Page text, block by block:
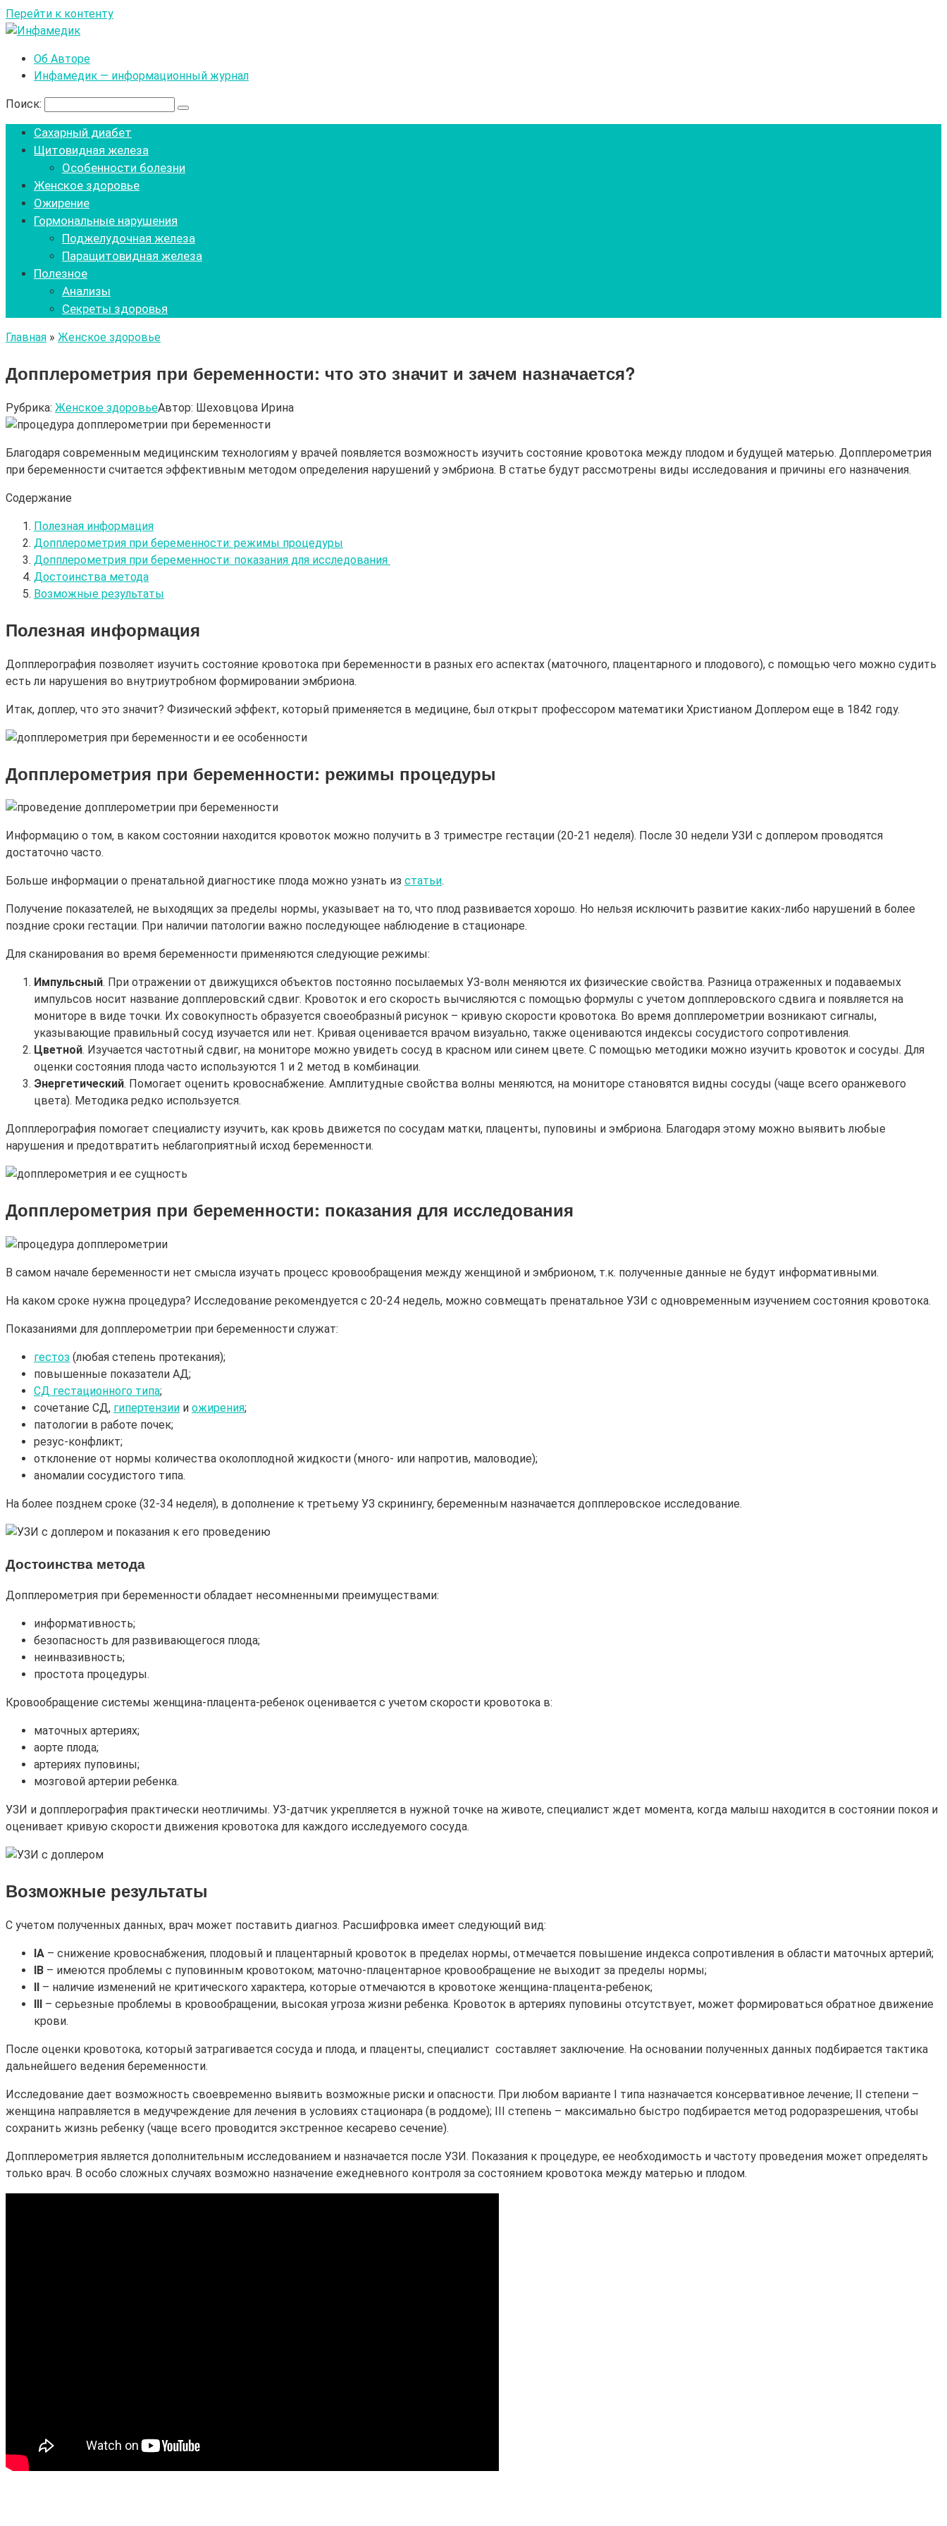
Перейти к контенту
Об Авторе
Инфамедик — информационный журнал
Поиск:
Сахарный диабет
Щитовидная железа
Особенности болезни
Женское здоровье
Ожирение
Гормональные нарушения
Поджелудочная железа
Паращитовидная железа
Полезное
Анализы
Секреты здоровья
Главная » Женское здоровье
Допплерометрия при беременности: что это значит и зачем назначается?
Рубрика: Женское здоровьеАвтор: Шеховцова Ирина
Благодаря современным медицинским технологиям у врачей появляется возможность изучить состояние кровотока между плодом и будущей матерью. Допплерометрия
при беременности считается эффективным методом определения нарушений у эмбриона. В статье будут рассмотрены виды исследования и причины его назначения.
Содержание
Полезная информация
Допплерометрия при беременности: режимы процедуры
Допплерометрия при беременности: показания для исследования
Достоинства метода
Возможные результаты
Полезная информация
Допплерография позволяет изучить состояние кровотока при беременности в разных его аспектах (маточного, плацентарного и плодового), с помощью чего можно судить
есть ли нарушения во внутриутробном формировании эмбриона.
Итак, доплер, что это значит? Физический эффект, который применяется в медицине, был открыт профессором математики Христианом Доплером еще в 1842 году.
Допплерометрия при беременности: режимы процедуры
Информацию о том, в каком состоянии находится кровоток можно получить в 3 триместре гестации (20-21 неделя). После 30 недели УЗИ с доплером проводятся
достаточно часто.
Больше информации о пренатальной диагностике плода можно узнать из статьи.
Получение показателей, не выходящих за пределы нормы, указывает на то, что плод развивается хорошо. Но нельзя исключить развитие каких-либо нарушений в более
поздние сроки гестации. При наличии патологии важно последующее наблюдение в стационаре.
Для сканирования во время беременности применяются следующие режимы:
Импульсный. При отражении от движущихся объектов постоянно посылаемых УЗ-волн меняются их физические свойства. Разница отраженных и подаваемых
импульсов носит название допплеровский сдвиг. Кровоток и его скорость вычисляются с помощью формулы с учетом допплеровского сдвига и появляется на
мониторе в виде точки. Их совокупность образуется своеобразный рисунок – кривую скорости кровотока. Во время допплерометрии возникают сигналы,
указывающие правильный сосуд изучается или нет. Кривая оценивается врачом визуально, также оцениваются индексы сосудистого сопротивления.
Цветной. Изучается частотный сдвиг, на мониторе можно увидеть сосуд в красном или синем цвете. С помощью методики можно изучить кровоток и сосуды. Для
оценки состояния плода часто используются 1 и 2 метод в комбинации.
Энергетический. Помогает оценить кровоснабжение. Амплитудные свойства волны меняются, на мониторе становятся видны сосуды (чаще всего оранжевого
цвета). Методика редко используется.
Допплерография помогает специалисту изучить, как кровь движется по сосудам матки, плаценты, пуповины и эмбриона. Благодаря этому можно выявить любые
нарушения и предотвратить неблагоприятный исход беременности.
Допплерометрия при беременности: показания для исследования
В самом начале беременности нет смысла изучать процесс кровообращения между женщиной и эмбрионом, т.к. полученные данные не будут информативными.
На каком сроке нужна процедура? Исследование рекомендуется с 20-24 недель, можно совмещать пренатальное УЗИ с одновременным изучением состояния кровотока.
Показаниями для допплерометрии при беременности служат:
гестоз (любая степень протекания);
повышенные показатели АД;
СД гестационного типа;
сочетание СД, гипертензии и ожирения;
патологии в работе почек;
резус-конфликт;
отклонение от нормы количества околоплодной жидкости (много- или напротив, маловодие);
аномалии сосудистого типа.
На более позднем сроке (32-34 неделя), в дополнение к третьему УЗ скринингу, беременным назначается допплеровское исследование.
Достоинства метода
Допплерометрия при беременности обладает несомненными преимуществами:
информативность;
безопасность для развивающегося плода;
неинвазивность;
простота процедуры.
Кровообращение системы женщина-плацента-ребенок оценивается с учетом скорости кровотока в:
маточных артериях;
аорте плода;
артериях пуповины;
мозговой артерии ребенка.
УЗИ и допплерография практически неотличимы. УЗ-датчик укрепляется в нужной точке на животе, специалист ждет момента, когда малыш находится в состоянии покоя и
оценивает кривую скорости движения кровотока для каждого исследуемого сосуда.
Возможные результаты
С учетом полученных данных, врач может поставить диагноз. Расшифровка имеет следующий вид:
IА – снижение кровоснабжения, плодовый и плацентарный кровоток в пределах нормы, отмечается повышение индекса сопротивления в области маточных артерий;
IВ – имеются проблемы с пуповинным кровотоком; маточно-плацентарное кровообращение не выходит за пределы нормы;
II – наличие изменений не критического характера, которые отмечаются в кровотоке женщина-плацента-ребенок;
III – серьезные проблемы в кровообращении, высокая угроза жизни ребенка. Кровоток в артериях пуповины отсутствует, может формироваться обратное движение
крови.
После оценки кровотока, который затрагивается сосуда и плода, и плаценты, специалист составляет заключение. На основании полученных данных подбирается тактика
дальнейшего ведения беременности.
Исследование дает возможность своевременно выявить возможные риски и опасности. При любом варианте I типа назначается консервативное лечение; II степени –
женщина направляется в медучреждение для лечения в условиях стационара (в роддоме); III степень – максимально быстро подбирается метод родоразрешения, чтобы
сохранить жизнь ребенку (чаще всего проводится экстренное кесарево сечение).
Допплерометрия является дополнительным исследованием и назначается после УЗИ. Показания к процедуре, ее необходимость и частоту проведения может определять
только врач. В особо сложных случаях возможно назначение ежедневного контроля за состоянием кровотока между матерью и плодом.